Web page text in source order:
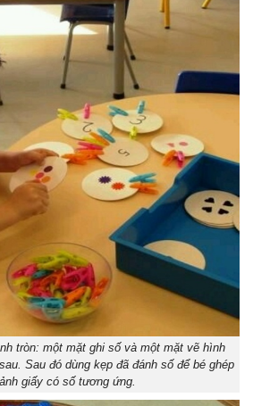
tròn: một mặt ghi số và một mặt vẽ hình
Sau đó dùng kẹp đã đánh số để bé ghép
giấy có số tương ứng.